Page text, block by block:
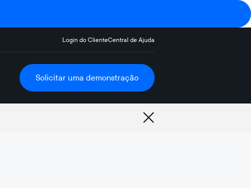
Login do ClienteCentral de Ajuda
Solicitar uma demonstração